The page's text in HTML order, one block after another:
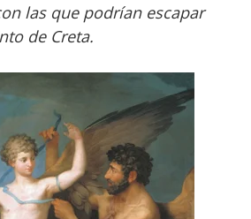
las que podrían escapar
de Creta.